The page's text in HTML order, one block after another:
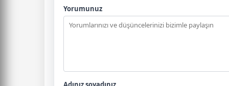
Yorumunuz